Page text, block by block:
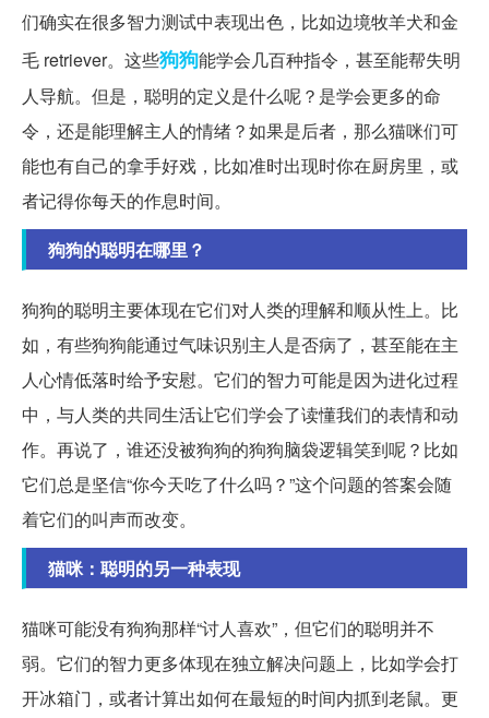
们确实在很多智力测试中表现出色，比如边境牧羊犬和金
毛 retriever。这些狗狗能学会几百种指令，甚至能帮失明
人导航。但是，聪明的定义是什么呢？是学会更多的命
令，还是能理解主人的情绪？如果是后者，那么猫咪们可
能也有自己的拿手好戏，比如准时出现时你在厨房里，或
者记得你每天的作息时间。
狗狗的聪明在哪里？
狗狗的聪明主要体现在它们对人类的理解和顺从性上。比
如，有些狗狗能通过气味识别主人是否病了，甚至能在主
人心情低落时给予安慰。它们的智力可能是因为进化过程
中，与人类的共同生活让它们学会了读懂我们的表情和动
作。再说了，谁还没被狗狗的狗狗脑袋逻辑笑到呢？比如
它们总是坚信“你今天吃了什么吗？”这个问题的答案会随
着它们的叫声而改变。
猫咪：聪明的另一种表现
猫咪可能没有狗狗那样“讨人喜欢”，但它们的聪明并不
弱。它们的智力更多体现在独立解决问题上，比如学会打
开冰箱门，或者计算出如何在最短的时间内抓到老鼠。更